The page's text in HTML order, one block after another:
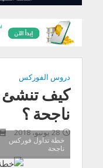
دروس الفوركس
كيف
ناجحة ؟
28 يونيو، 2018
خطة تداول فوركس
ناجحة